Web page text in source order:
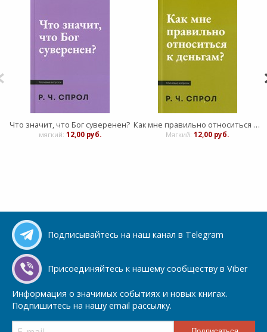
Что значит, что Бог суверенен?
мягкий: 12,00 руб.
Как мне правильно относиться к деньгам
Мягкий: 12,00 руб.
Подписывайтесь на наш канал в Telegram
Присоединяйтесь к нашему сообществу в Viber
Информация о значимых событиях и новых книгах.
Подпишитесь на нашу email рассылку.